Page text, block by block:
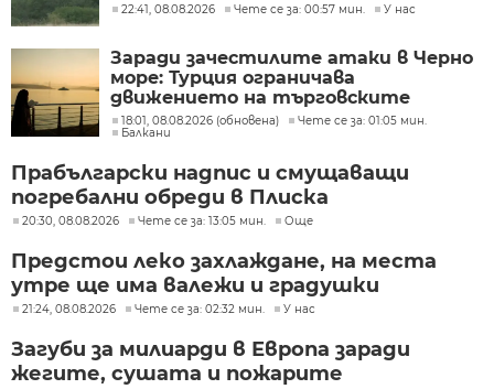
22:41, 08.08.2026 Чете се за: 00:57 мин. У нас
Заради зачестилите атаки в Черно
море: Турция ограничава
движението на търговските
кораби
18:01, 08.08.2026 (обновена)
Чете се за: 01:05 мин.
Балкани
Прабългарски надпис и смущаващи
погребални обреди в Плиска
20:30, 08.08.2026 Чете се за: 13:05 мин. Още
Предстои леко захлаждане, на места
утре ще има валежи и градушки
21:24, 08.08.2026 Чете се за: 02:32 мин. У нас
Загуби за милиарди в Европа заради
жегите, сушата и пожарите